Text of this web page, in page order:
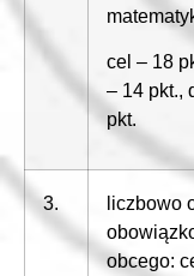
cel – 18
– 14 pkt.,
pkt.
3.
liczbowo
obcego: